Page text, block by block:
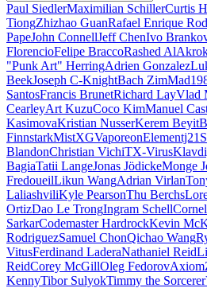
Paul SiedlerMaximilian SchillerCurtis
TiongZhizhao GuanRafael Enrique
PapeJohn ConnellJeff ChenIvo
FlorencioFelipe BraccoRashed
"Punk Art" HerringAdrien Gonzalez
BeekJoseph C-KnightBach Zim
SantosFrancis BrunetRichard LayVlad
CearleyArt KuzuCoco KimManuel
KasimovaKristian NusserKerem Beyit
FinnstarkMistXGVaporeonElementj21
BlandonChristian VichiTX-Virus
BagiaTatii LangeJonas JödickeMonge
FredoueilLikun WangAdrian Virlan
LaliashviliKyle PearsonThu Berchs
OrtizDao Le TrongIngram Schell
SarkarCodemaster HardrockKevin
RodriguezSamuel ChonQichao Wang
VitusFerdinand LaderaNathaniel Reid
ReidCorey McGillOleg FedorovAxiom
KennyTibor SulyokTimmy the Sorcerer